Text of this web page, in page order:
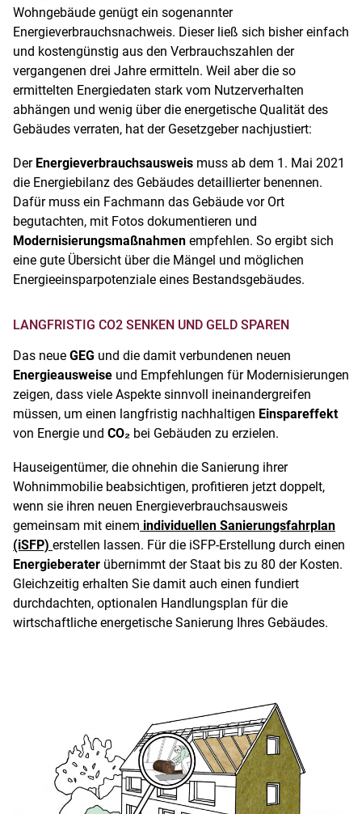
Wohngebäude genügt ein sogenannter
Energieverbrauchsnachweis. Dieser ließ sich bisher einfach
und kostengünstig aus den Verbrauchszahlen der
vergangenen drei Jahre ermitteln. Weil aber die so
ermittelten Energiedaten stark vom Nutzerverhalten
abhängen und wenig über die energetische Qualität des
Gebäudes verraten, hat der Gesetzgeber nachjustiert:
Der Energieverbrauchsausweis muss ab dem 1. Mai 2021
die Energiebilanz des Gebäudes detaillierter benennen.
Dafür muss ein Fachmann das Gebäude vor Ort
begutachten, mit Fotos dokumentieren und
Modernisierungsmaßnahmen empfehlen. So ergibt sich
eine gute Übersicht über die Mängel und möglichen
Energieeinsparpotenziale eines Bestandsgebäudes.
LANGFRISTIG CO2 SENKEN UND GELD SPAREN
Das neue GEG und die damit verbundenen neuen
Energieausweise und Empfehlungen für Modernisierungen
zeigen, dass viele Aspekte sinnvoll ineinandergreifen
müssen, um einen langfristig nachhaltigen Einspareffekt
von Energie und CO₂ bei Gebäuden zu erzielen.
Hauseigentümer, die ohnehin die Sanierung ihrer
Wohnimmobilie beabsichtigen, profitieren jetzt doppelt,
wenn sie ihren neuen Energieverbrauchsausweis
gemeinsam mit einem individuellen Sanierungsfahrplan
(iSFP) erstellen lassen. Für die iSFP-Erstellung durch einen
Energieberater übernimmt der Staat bis zu 80 der Kosten.
Gleichzeitig erhalten Sie damit auch einen fundiert
durchdachten, optionalen Handlungsplan für die
wirtschaftliche energetische Sanierung Ihres Gebäudes.